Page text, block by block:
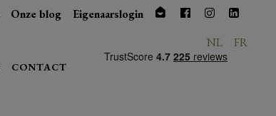
Onze blog Eigenaarslogin
CONTACT
NL FR